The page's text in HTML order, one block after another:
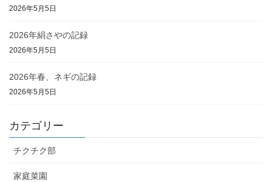
2026年5月5日
2026年絹さやの記録
2026年5月5日
2026年春、ネギの記録
2026年5月5日
カテゴリー
チクチク部
家庭菜園